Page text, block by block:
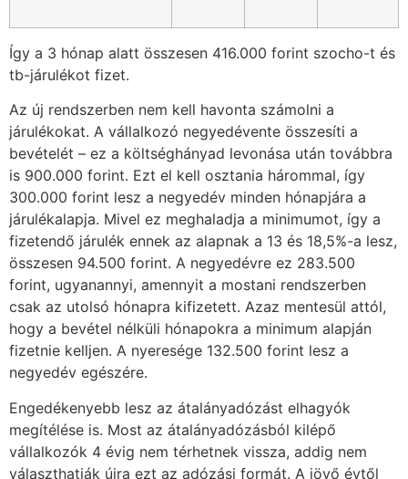
Így a 3 hónap alatt összesen 416.000 forint szocho-t és
tb-járulékot fizet.
Az új rendszerben nem kell havonta számolni a
járulékokat. A vállalkozó negyedévente összesíti a
bevételét – ez a költséghányad levonása után továbbra
is 900.000 forint. Ezt el kell osztania hárommal, így
300.000 forint lesz a negyedév minden hónapjára a
járulékalapja. Mivel ez meghaladja a minimumot, így a
fizetendő járulék ennek az alapnak a 13 és 18,5%-a lesz,
összesen 94.500 forint. A negyedévre ez 283.500
forint, ugyanannyi, amennyit a mostani rendszerben
csak az utolsó hónapra kifizetett. Azaz mentesül attól,
hogy a bevétel nélküli hónapokra a minimum alapján
fizetnie kelljen. A nyeresége 132.500 forint lesz a
negyedév egészére.
Engedékenyebb lesz az átalányadózást elhagyók
megítélése is. Most az átalányadózásból kilépő
vállalkozók 4 évig nem térhetnek vissza, addig nem
választhatják újra ezt az adózási formát. A jövő évtől